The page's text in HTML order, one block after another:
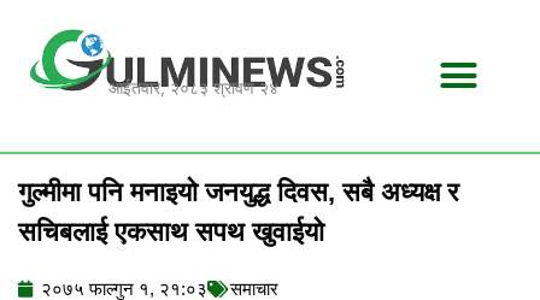
content
आईतवार, २०८३ श्रावण २४
गुल्मीमा पनि मनाइयो जनयुद्ध दिवस, सबै अध्यक्ष र
सचिबलाई एकसाथ सपथ खुवाईयो
२०७५ फाल्गुन १, २१:०३ समाचार